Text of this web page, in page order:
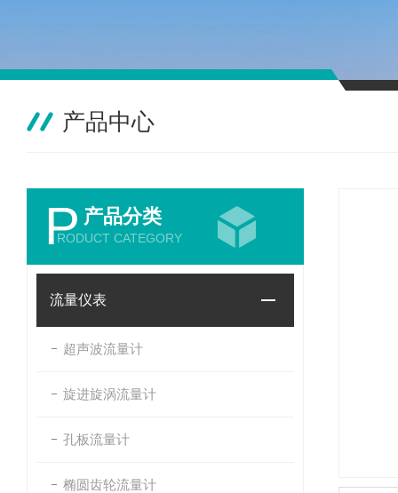
产品中心
P 产品分类
RODUCT CATEGORY
流量仪表
超声波流量计
旋进旋涡流量计
孔板流量计
椭圆齿轮流量计